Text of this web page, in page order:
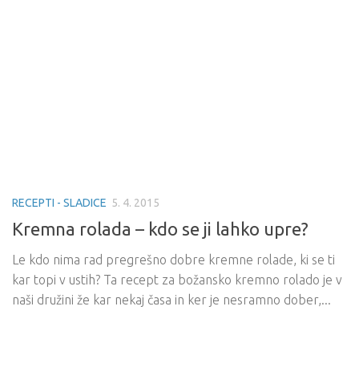
RECEPTI - SLADICE 5. 4. 2015
Kremna rolada – kdo se ji lahko upre?
Le kdo nima rad pregrešno dobre kremne rolade, ki se ti
kar topi v ustih? Ta recept za božansko kremno rolado je v
naši družini že kar nekaj časa in ker je nesramno dober,...